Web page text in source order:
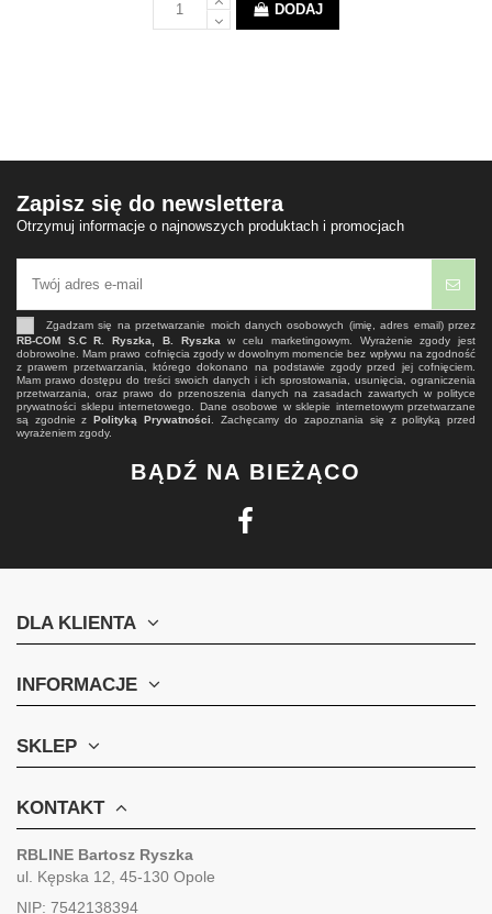
DODAJ
Zapisz się do newslettera
Otrzymuj informacje o najnowszych produktach i promocjach
Zgadzam się na przetwarzanie moich danych osobowych (imię, adres email) przez
RB-COM S.C R. Ryszka, B. Ryszka w celu marketingowym. Wyrażenie zgody jest
dobrowolne. Mam prawo cofnięcia zgody w dowolnym momencie bez wpływu na zgodność
z prawem przetwarzania, którego dokonano na podstawie zgody przed jej cofnięciem.
Mam prawo dostępu do treści swoich danych i ich sprostowania, usunięcia, ograniczenia
przetwarzania, oraz prawo do przenoszenia danych na zasadach zawartych w polityce
prywatności sklepu internetowego. Dane osobowe w sklepie internetowym przetwarzane
są zgodnie zPolityką Prywatności . Zachęcamy do zapoznania się z polityką przed
wyrażeniem zgody.
BĄDŹ NA BIEŻĄCO
DLA KLIENTA
INFORMACJE
SKLEP
KONTAKT
RBLINE Bartosz Ryszka
ul. Kępska 12, 45-130 Opole
NIP: 7542138394